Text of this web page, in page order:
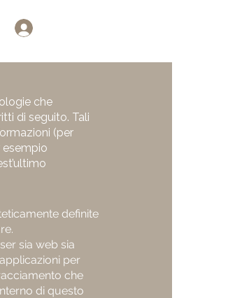
che
di seguito. Tali
(per
esempio
definite
sia web sia
per
che
di questo